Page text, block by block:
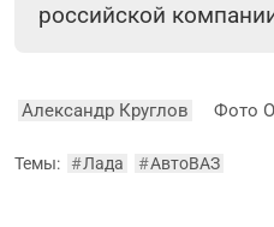
российской
Александр Круглов Фото
Темы: #Лада #АвтоВАЗ